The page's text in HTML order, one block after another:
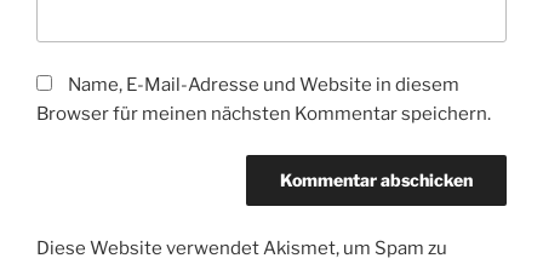
Name, E-Mail-Adresse und Website in diesem
Browser für meinen nächsten Kommentar speichern.
Diese Website verwendet Akismet, um Spam zu